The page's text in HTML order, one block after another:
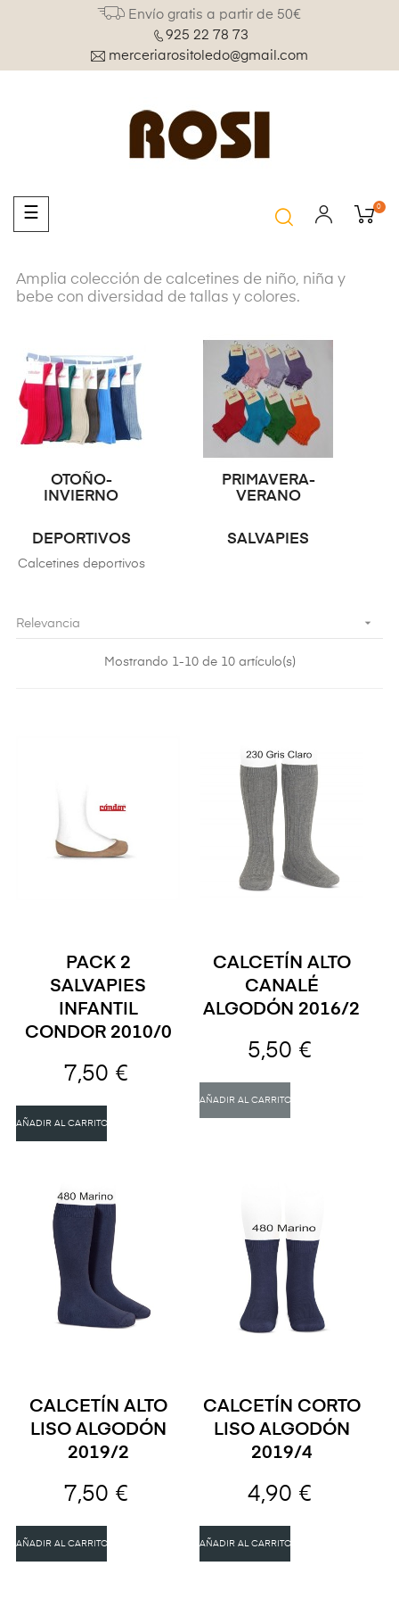
Envío gratis a partir de 50€
925 22 78 73
merceriarositoledo@gmail.com
Navegación
de
☰ 0
Amplia colección de calcetines de niño, niña y
bebe con diversidad de tallas y colores.
OTOÑO-
INVIERNO
PRIMAVERA-
VERANO
DEPORTIVOS
Calcetines deportivos
SALVAPIES
Relevancia 
Mostrando 1-10 de 10 artículo(s)
PACK 2
SALVAPIES
INFANTIL
CONDOR 2010/0
7,50 €
AÑADIR AL CARRITO
CALCETÍN ALTO
CANALÉ
ALGODÓN 2016/2
5,50 €
AÑADIR AL CARRITO
CALCETÍN ALTO
LISO ALGODÓN
2019/2
7,50 €
AÑADIR AL CARRITO
CALCETÍN CORTO
LISO ALGODÓN
2019/4
4,90 €
AÑADIR AL CARRITO